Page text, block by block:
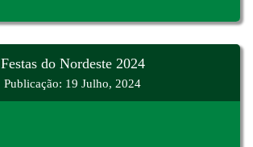
Festas do Nordeste 2024
Publicação: 19 Julho, 2024